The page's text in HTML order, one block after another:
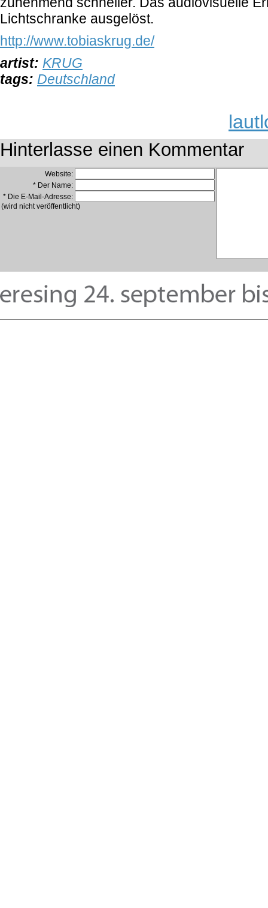
Lichtschranke ausgelöst.
http://www.tobiaskrug.de/
artist: KRUG
tags: Deutschland
Hinterlasse einen Kommentar
Website:
* Der Name:
* Die E-Mail-Adresse:
(wird nicht veröffentlicht)